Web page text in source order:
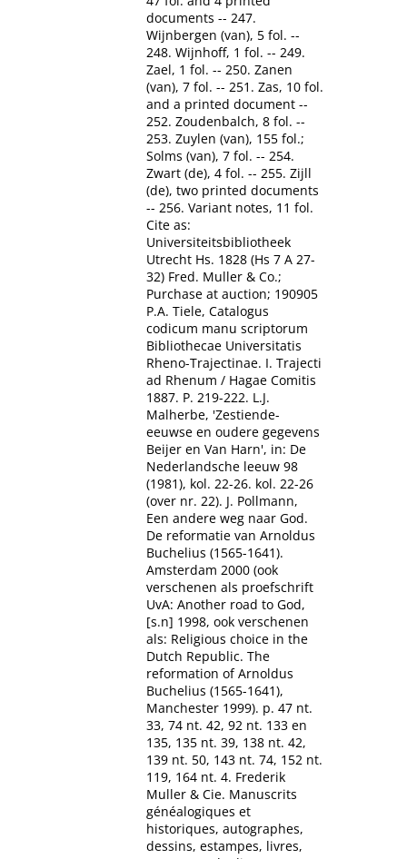
documents -- 247.
Wijnbergen (van), 5 fol. --
248. Wijnhoff, 1 fol. -- 249.
Zael, 1 fol. -- 250. Zanen
(van), 7 fol. -- 251. Zas, 10 fol.
and a printed document --
252. Zoudenbalch, 8 fol. --
253. Zuylen (van), 155 fol.;
Solms (van), 7 fol. -- 254.
Zwart (de), 4 fol. -- 255. Zijll
(de), two printed documents
-- 256. Variant notes, 11 fol.
Cite as:
Universiteitsbibliotheek
Utrecht Hs. 1828 (Hs 7 A 27-
32) Fred. Muller & Co.;
Purchase at auction; 190905
P.A. Tiele, Catalogus
codicum manu scriptorum
Bibliothecae Universitatis
Rheno-Trajectinae. I. Trajecti
ad Rhenum / Hagae Comitis
1887. P. 219-222. L.J.
Malherbe, 'Zestiende-
eeuwse en oudere gegevens
Beijer en Van Harn', in: De
Nederlandsche leeuw 98
(1981), kol. 22-26. kol. 22-26
(over nr. 22). J. Pollmann,
Een andere weg naar God.
De reformatie van Arnoldus
Buchelius (1565-1641).
Amsterdam 2000 (ook
verschenen als proefschrift
UvA: Another road to God,
[s.n] 1998, ook verschenen
als: Religious choice in the
Dutch Republic. The
reformation of Arnoldus
Buchelius (1565-1641),
Manchester 1999). p. 47 nt.
33, 74 nt. 42, 92 nt. 133 en
135, 135 nt. 39, 138 nt. 42,
139 nt. 50, 143 nt. 74, 152 nt.
119, 164 nt. 4. Frederik
Muller & Cie. Manuscrits
généalogiques et
historiques, autographes,
dessins, estampes, livres,